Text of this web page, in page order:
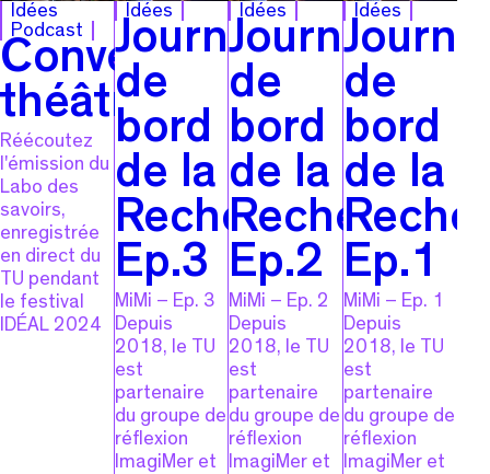
Idées
Podcast
Conversations
théâtrales
Réécoutez
l'émission du
Labo des
savoirs,
enregistrée
en direct du
TU pendant
le festival
IDÉAL 2024
Idées
Journal
de
bord
de la
Recherche,
Ep.3
MiMi – Ep. 3
Depuis
2018, le TU
est
partenaire
du groupe de
réflexion
ImagiMer et
Idées
Journal
de
bord
de la
Recherche,
Ep.2
MiMi – Ep. 2
Depuis
2018, le TU
est
partenaire
du groupe de
réflexion
ImagiMer et
Idées
de
bord
de la
Ep.1
MiMi – Ep. 1
Depuis
2018, le TU
est
partenaire
du groupe de
réflexion
ImagiMer et